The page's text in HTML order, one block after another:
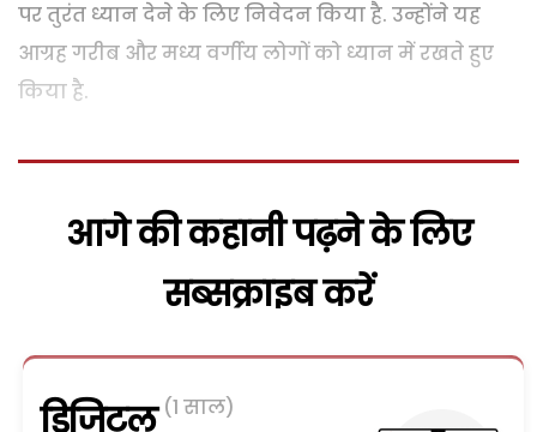
पर तुरंत ध्यान देने के लिए निवेदन किया है. उन्होंने यह
आग्रह गरीब और मध्य वर्गीय लोगों को ध्यान में रखते हुए
किया है.
आगे की कहानी पढ़ने के लिए
सब्सक्राइब करें
डिजिटल (1 साल)